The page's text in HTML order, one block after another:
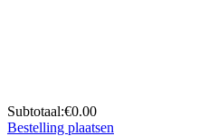
Subtotaal:€0.00
Bestelling plaatsen